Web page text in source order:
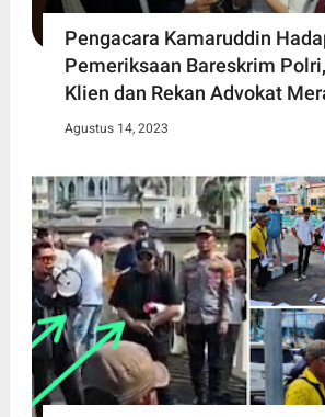
Pengacara Kamaruddin
Pemeriksaan Bareskrim
Klien dan Rekan Advokat
Agustus 14, 2023